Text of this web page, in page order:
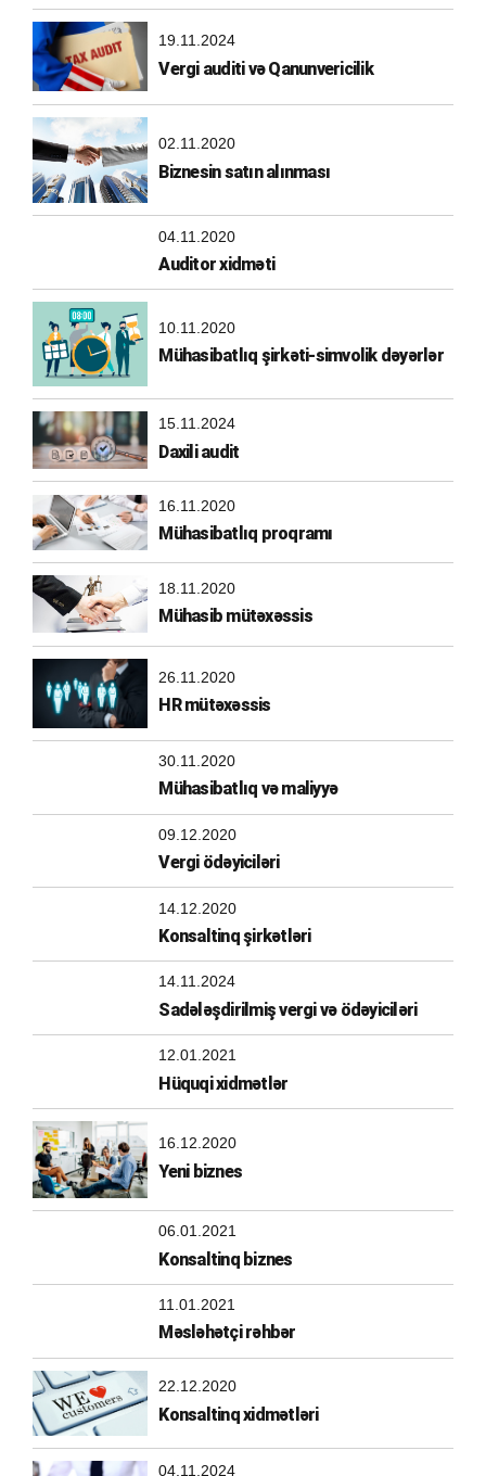
19.11.2024
Vergi auditi və Qanunvericilik
02.11.2020
Biznesin satın alınması
04.11.2020
Auditor xidməti
10.11.2020
Mühasibatlıq şirkəti-simvolik dəyərlər
15.11.2024
Daxili audit
16.11.2020
Mühasibatlıq proqramı
18.11.2020
Mühasib mütəxəssis
26.11.2020
HR mütəxəssis
30.11.2020
Mühasibatlıq və maliyyə
09.12.2020
Vergi ödəyiciləri
14.12.2020
Konsaltinq şirkətləri
14.11.2024
Sadələşdirilmiş vergi və ödəyiciləri
12.01.2021
Hüquqi xidmətlər
16.12.2020
Yeni biznes
06.01.2021
Konsaltinq biznes
11.01.2021
Məsləhətçi rəhbər
22.12.2020
Konsaltinq xidmətləri
04.11.2024